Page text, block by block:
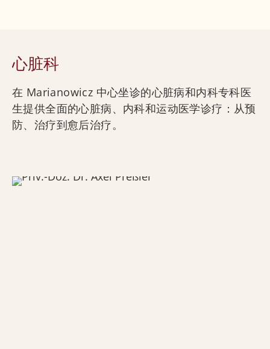
心脏科
在 Marianowicz 中心坐诊的心脏病和内科专科医
生提供全面的心脏病、内科和运动医学诊疗：从预
防、治疗到愈后治疗。